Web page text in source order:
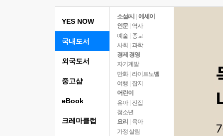
YES NOW
국내도서
소설/시
에세이
인문
역사
예술 | 종교
사회 | 과학
경제 경영
자기계발
만화 | 라이트노벨
여행
잡지
어린이
유아 | 전집
청소년
요리
육아
가정 살림
외국도서
중고샵
eBook
크레마클럽